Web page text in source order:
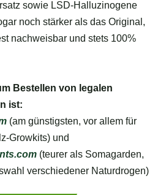
sowie LSD-Halluzinogene
noch stärker als das Original,
nachweisbar und stets 100%
Bestellen von legalen
ist:
(am günstigsten, vor allem für
Growkits) und
(teurer als Somagarden,
verschiedener Naturdrogen)